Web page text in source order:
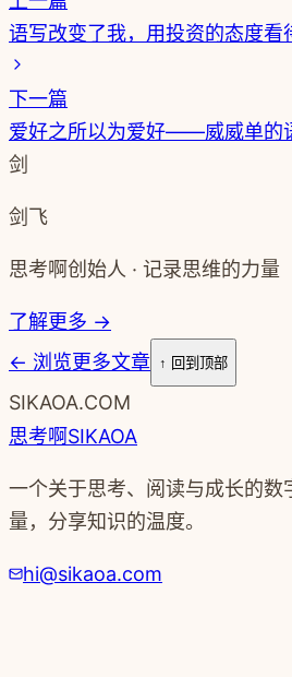
（扫码关注语写成长营）